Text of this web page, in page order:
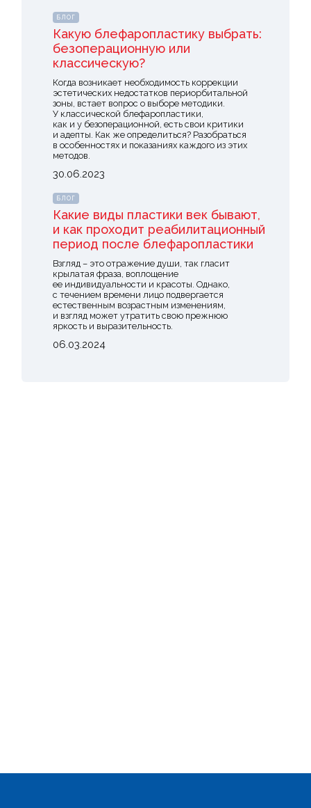
БЛОГ
Какую блефаропластику выбрать:
безоперационную или
классическую?
Когда возникает необходимость коррекции
эстетических недостатков периорбитальной
зоны, встает вопрос о выборе методики.
У классической блефаропластики,
как и у безоперационной, есть свои критики
и адепты. Как же определиться? Разобраться
в особенностях и показаниях каждого из этих
методов.
30.06.2023
БЛОГ
Какие виды пластики век бывают,
и как проходит реабилитационный
период после блефаропластики
Взгляд – это отражение души, так гласит
крылатая фраза, воплощение
ее индивидуальности и красоты. Однако,
с течением времени лицо подвергается
естественным возрастным изменениям,
и взгляд может утратить свою прежнюю
яркость и выразительность.
06.03.2024